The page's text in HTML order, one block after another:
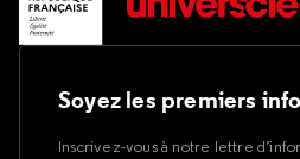
Soyez les premiers
Inscrivez-vous à notre lettre